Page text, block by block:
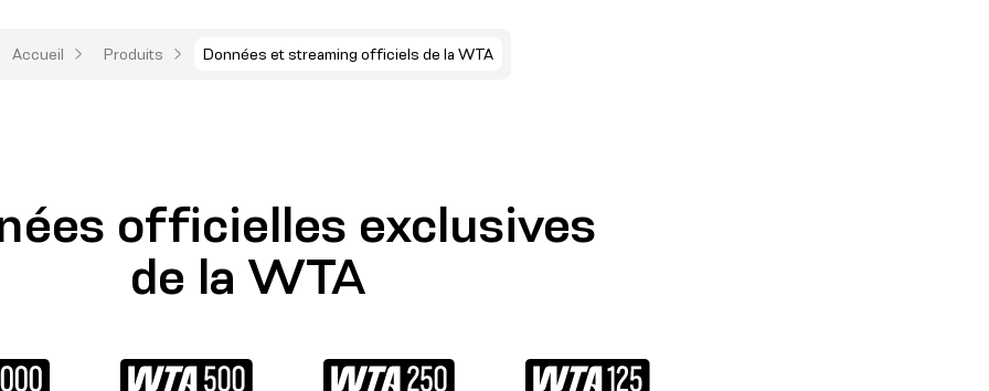
Accueil Produits Données et streaming officiels de la WTA
officielles exclusives
de la WTA